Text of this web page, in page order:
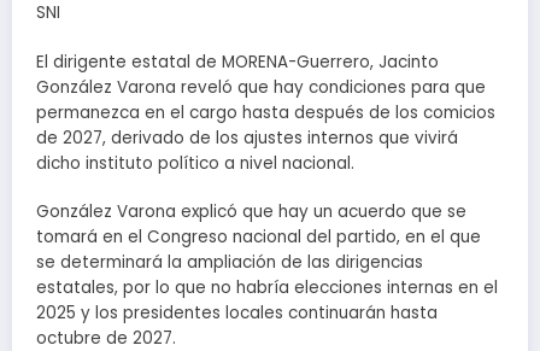
SNI
El dirigente estatal de MORENA-Guerrero, Jacinto
González Varona reveló que hay condiciones para que
permanezca en el cargo hasta después de los comicios
de 2027, derivado de los ajustes internos que vivirá
dicho instituto político a nivel nacional.
González Varona explicó que hay un acuerdo que se
tomará en el Congreso nacional del partido, en el que
se determinará la ampliación de las dirigencias
estatales, por lo que no habría elecciones internas en el
2025 y los presidentes locales continuarán hasta
octubre de 2027.